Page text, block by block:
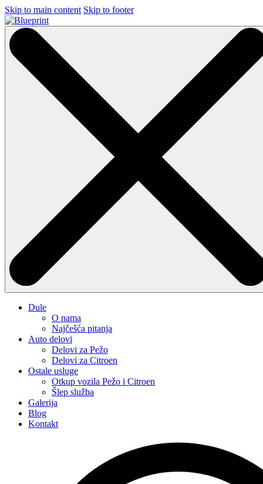
Skip to main content Skip to footer
Dule
O nama
Najčešća pitanja
Auto delovi
Delovi za Pežo
Delovi za Citroen
Ostale usluge
Otkup vozila Pežo i Citroen
Šlep služba
Galerija
Blog
Kontakt